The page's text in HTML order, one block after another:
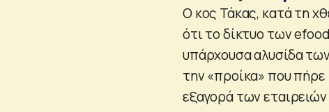
Ο κος Τάκας, κατά τη
ότι το δίκτυο των
υπάρχουσα αλυσίδα
την «προίκα» που πήρε
εξαγορά των